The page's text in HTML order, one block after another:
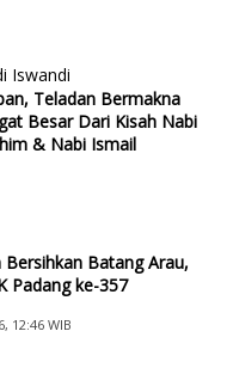
Iswandi
Teladan Bermakna
Besar Dari Kisah Nabi
& Nabi Ismail
Batang Arau,
Padang ke-357
12:46 WIB